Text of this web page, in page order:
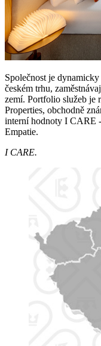
Společnost je
českém trhu,
zemí. Portfolio služeb je
Properties, obchodně
interní hodnoty I CARE
Empatie.
I CARE.